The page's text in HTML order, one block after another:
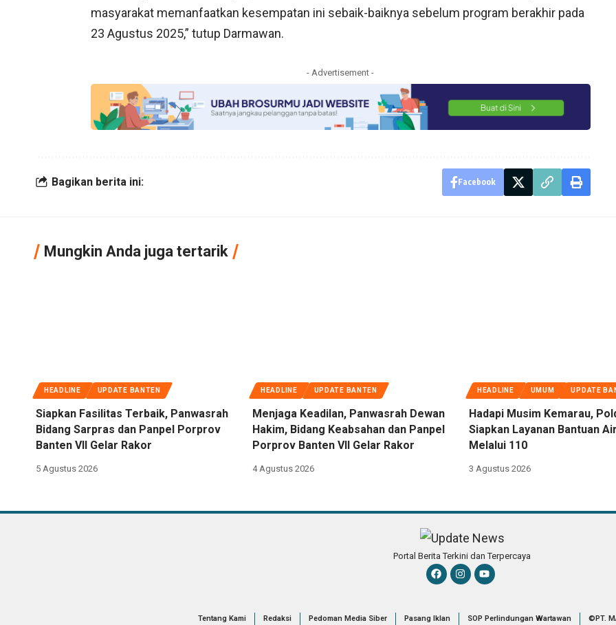
masyarakat memanfaatkan kesempatan ini sebaik-baiknya sebelum program berakhir pada
23 Agustus 2025,” tutup Darmawan.
- Advertisement -
Bagikan berita ini: Facebook
Mungkin Anda juga tertarik
HEADLINE UPDATE BANTEN
Siapkan Fasilitas Terbaik, Panwasrah
Bidang Sarpras dan Panpel Porprov
Banten VII Gelar Rakor
5 Agustus 2026
HEADLINE UPDATE BANTEN
Menjaga Keadilan, Panwasrah Dewan
Hakim, Bidang Keabsahan dan Panpel
Porprov Banten VII Gelar Rakor
4 Agustus 2026
HEADLINE UMUM UPDATE
Hadapi Musim Kemarau,
Siapkan Layanan Bantuan
Melalui 110
3 Agustus 2026
Portal Berita Terkini dan Terpercaya
Tentang Kami Redaksi Pedoman Media Siber Pasang Iklan SOP Perlindungan Wartawan ©PT.